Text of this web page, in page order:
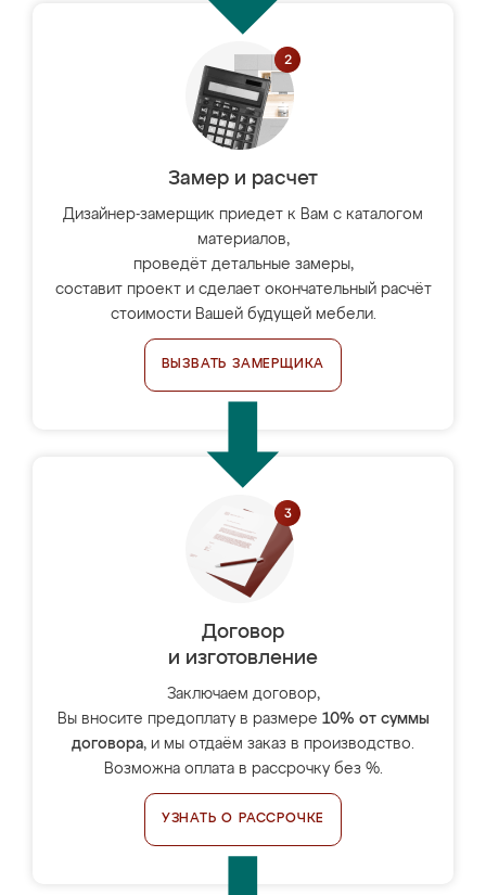
Замер и расчет
Дизайнер-замерщик приедет к Вам с каталогом
материалов,
проведёт детальные замеры,
составит проект и сделает окончательный расчёт
стоимости Вашей будущей мебели.
ВЫЗВАТЬ ЗАМЕРЩИКА
Договор
и изготовление
Заключаем договор,
Вы вносите предоплату в размере 10% от суммы
договора, и мы отдаём заказ в производство.
Возможна оплата в рассрочку без %.
УЗНАТЬ О РАССРОЧКЕ